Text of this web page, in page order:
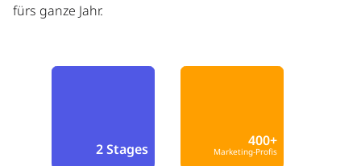
fürs ganze Jahr.
2 Stages 400+
Marketing-Profis